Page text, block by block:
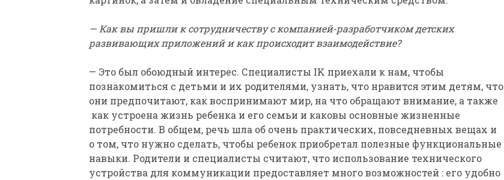
— Как вы пришли к сотрудничеству с компанией-разработчиком детских
развивающих приложений и как происходит взаимодействие?
— Это был обоюдный интерес. Специалисты IK приехали к нам, чтобы
познакомиться с детьми и их родителями, узнать, что нравится этим детям, что
они предпочитают, как воспринимают мир, на что обращают внимание, а также
как устроена жизнь ребенка и его семьи и каковы основные жизненные
потребности. В общем, речь шла об очень практических, повседневных вещах и
о том, что нужно сделать, чтобы ребенок приобретал полезные функциональные
навыки. Родители и специалисты считают, что использование технического
устройства для коммуникации предоставляет много возможностей : его удобно